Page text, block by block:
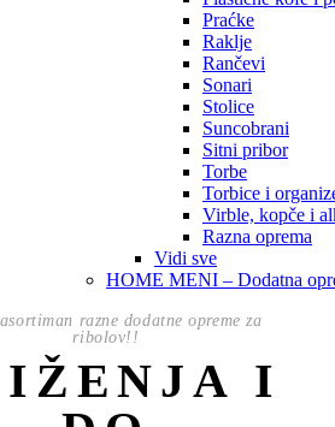
Praćke
Raklje
Rančevi
Sonari
Stolice
Suncobrani
Sitni pribor
Torbe
Torbice i
Virble, kopče i
Razna oprema
Vidi sve
HOME MENI – Dodatna
razne dodatne opreme za
ribolov!!
I